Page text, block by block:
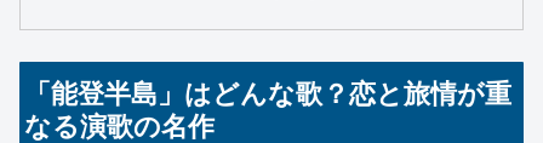
「能登半島」はどんな歌？恋と旅情が重
なる演歌の名作